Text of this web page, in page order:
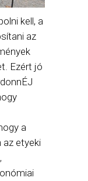
kell, a
az
Ezért jó
a
az etyeki